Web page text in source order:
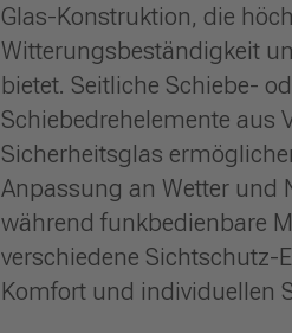
Glas-Konstruktion, die
Witterungsbeständigkeit
bietet. Seitliche Schiebe-
Schiebedrehelemente aus
Sicherheitsglas
Anpassung an Wetter und
während funkbedienbare
verschiedene Sichtschutz-
Komfort und individuellen